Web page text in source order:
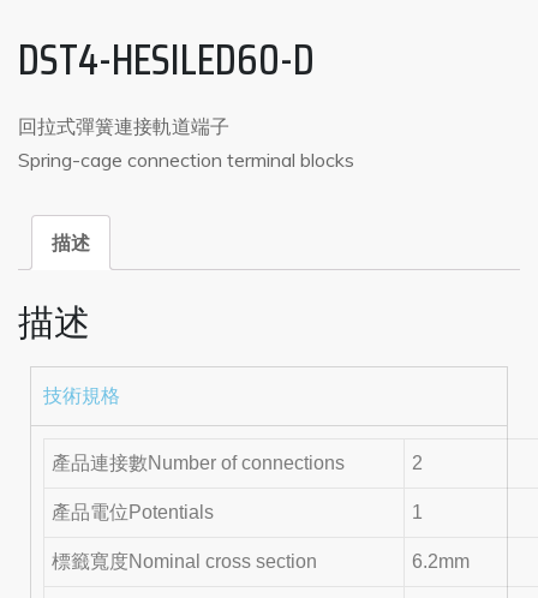
DST4-HESILED60-D
回拉式彈簧連接軌道端子
Spring-cage connection terminal blocks
描述
描述
技術規格
產品連接數Number of connections 2
產品電位Potentials 1
標籤寬度Nominal cross section 6.2mm